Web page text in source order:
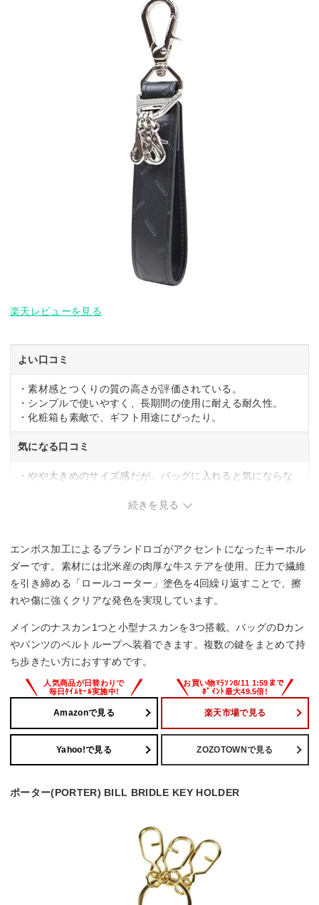
楽天レビューを見る
よい口コミ
・素材感とつくりの質の高さが評価されている。
・シンプルで使いやすく、長期間の使用に耐える耐久性。
・化粧箱も素敵で、ギフト用途にぴったり。
気になる口コミ
・やや大きめのサイズ感だが、バッグに入れると気にならな
続きを見る
エンボス加工によるブランドロゴがアクセントになったキーホル
ダーです。素材には北米産の肉厚な牛ステアを使用。圧力で繊維
を引き締める「ロールコーター」塗色を4回繰り返すことで、擦
れや傷に強くクリアな発色を実現しています。
メインのナスカン1つと小型ナスカンを3つ搭載。バッグのDカン
やパンツのベルトループへ装着できます。複数の鍵をまとめて持
ち歩きたい方におすすめです。
Amazonで見る 楽天市場で見る
Yahoo!で見る ZOZOTOWNで見る
ポーター(PORTER) BILL BRIDLE KEY HOLDER